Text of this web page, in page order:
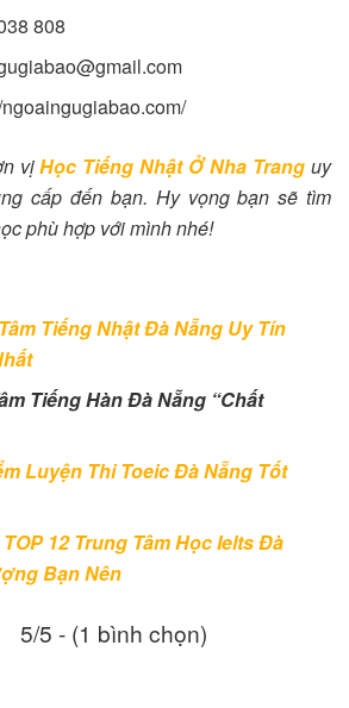
808
ngoaingugiabao.com/
vịHọc Tiếng Nhật Ở Nha Trang uy
cấp đến bạn. Hy vọng bạn sẽ tìm
phù hợp với mình nhé!
Tiếng Nhật Đà Nẵng Uy Tín
Tiếng Hàn Đà Nẵng “Chất
Luyện Thi Toeic Đà Nẵng Tốt
12 Trung Tâm Học Ielts Đà
Bạn Nên
5/5 - (1 bình chọn)